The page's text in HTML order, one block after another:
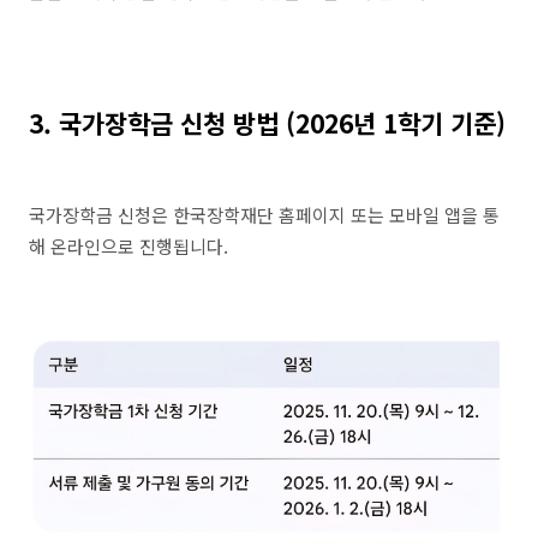
3. 국가장학금 신청 방법 (2026년 1학기 기준)
국가장학금 신청은 한국장학재단 홈페이지 또는 모바일 앱을 통
해 온라인으로 진행됩니다.